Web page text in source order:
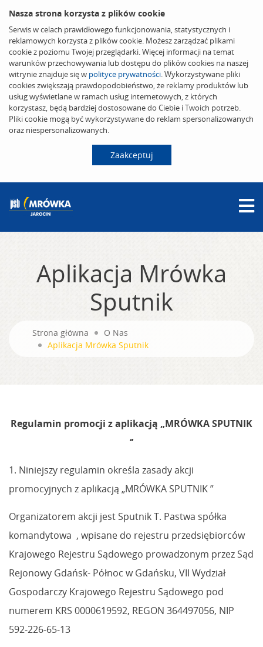
Nasza strona korzysta z plików cookie
Serwis w celach prawidłowego funkcjonowania, statystycznych i
reklamowych korzysta z plików cookie. Możesz zarządzać plikami
cookie z poziomu Twojej przeglądarki. Więcej informacji na temat
warunków przechowywania lub dostępu do plików cookies na naszej
witrynie znajduje się w polityce prywatności. Wykorzystywane pliki
cookies zwiększają prawdopodobieństwo, że reklamy produktów lub
usług wyświetlane w ramach usług internetowych, z których
korzystasz, będą bardziej dostosowane do Ciebie i Twoich potrzeb.
Pliki cookie mogą być wykorzystywane do reklam spersonalizowanych
oraz niespersonalizowanych.
Zaakceptuj
Aplikacja Mrówka
Sputnik
Strona główna
O Nas
Aplikacja Mrówka Sputnik
Regulamin promocji z aplikacją „MRÓWKA SPUTNIK
‘’
1. Niniejszy regulamin określa zasady akcji
promocyjnych z aplikacją „MRÓWKA SPUTNIK ”
Organizatorem akcji jest Sputnik T. Pastwa spółka
komandytowa , wpisane do rejestru przedsiębiorców
Krajowego Rejestru Sądowego prowadzonym przez Sąd
Rejonowy Gdańsk- Północ w Gdańsku, VII Wydział
Gospodarczy Krajowego Rejestru Sądowego pod
numerem KRS 0000619592, REGON 364497056, NIP
592-226-65-13